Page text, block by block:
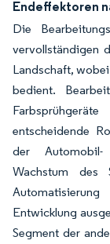
Endeffektoren
Die
vervollständigen
Landschaft,
bedient.
entscheidende
der Automobil-
Wachstum des
Entwicklung
Segment der